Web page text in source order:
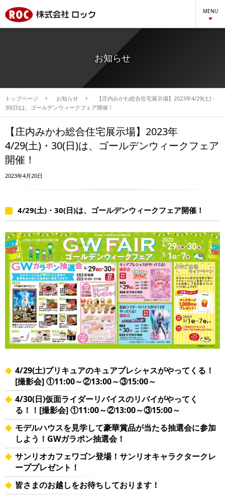
MENU
お知らせ
トップページ お知らせ
【庄内みかわ総合住宅展示場】2023年4/29(土)・
30(日)は、ゴールデンウィークフェア開催！
【庄内みかわ総合住宅展示場】2023年
4/29(土)・30(日)は、ゴールデンウィークフェア
開催！
2023年4月20日
4/29(土)・30(日)は、ゴールデンウィークフェア開催！
4/29(土)プリキュアのキュアプレシャスがやってくる！
[撮影会] ①11:00～②13:00～③15:00～
4/30(日)仮面ライダーリバイスのリバイがやってく
る！！[撮影会] ①11:00～②13:00～③15:00～
モデルハウスを見学して豪華賞品が当たる抽選会に参加
しよう！GWガラポン抽選会！
サンリオカフェワゴン登場！サンリオキャラクタークレ
ーププレゼント！
皆さまのお越しをお待ちしております！